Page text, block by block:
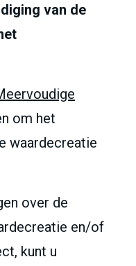
van de
om het
waardecreatie
over de
en/of
kunt u